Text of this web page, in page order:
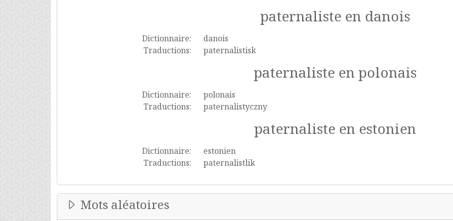
paternaliste en danois
Dictionnaire:
danois
Traductions:
paternalistisk
paternaliste en polonais
Dictionnaire:
polonais
Traductions:
paternalistyczny
paternaliste en estonien
Dictionnaire:
estonien
Traductions:
paternalistlik
Mots aléatoires